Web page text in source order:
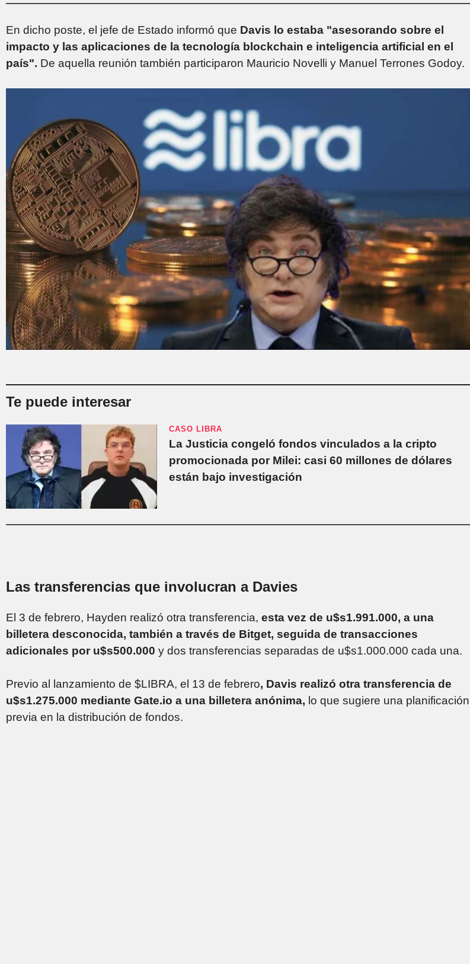
En dicho poste, el jefe de Estado informó que Davis lo estaba "asesorando sobre el
impacto y las aplicaciones de la tecnología blockchain e inteligencia artificial en el
país". De aquella reunión también participaron Mauricio Novelli y Manuel Terrones Godoy.
Te puede interesar
CASO LIBRA
La Justicia congeló fondos vinculados a la cripto
promocionada por Milei: casi 60 millones de dólares
están bajo investigación
Las transferencias que involucran a Davies
El 3 de febrero, Hayden realizó otra transferencia, esta vez de u$s1.991.000, a una
billetera desconocida, también a través de Bitget, seguida de transacciones
adicionales por u$s500.000 y dos transferencias separadas de u$s1.000.000 cada una.
Previo al lanzamiento de $LIBRA, el 13 de febrero, Davis realizó otra transferencia de
u$s1.275.000 mediante Gate.io a una billetera anónima, lo que sugiere una planificación
previa en la distribución de fondos.